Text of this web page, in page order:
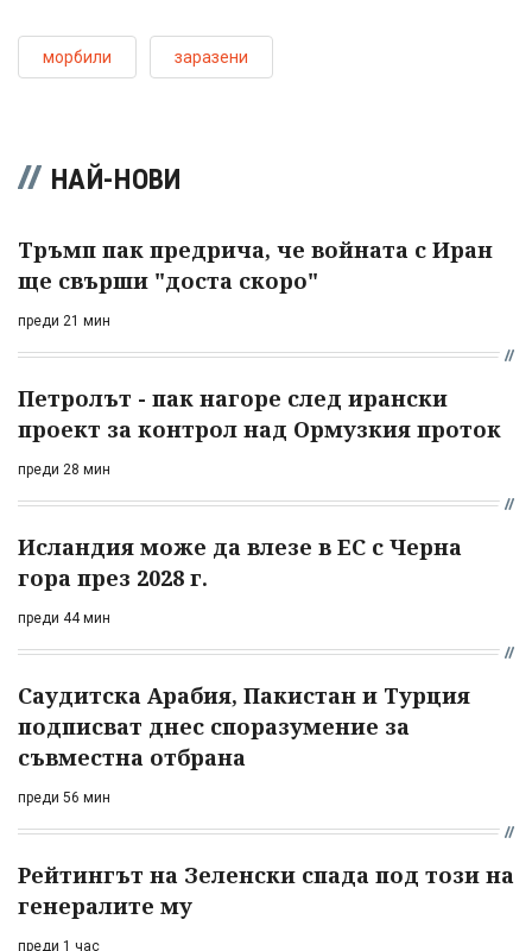
морбили заразени
НАЙ-НОВИ
Тръмп пак предрича, че войната с Иран
ще свърши "доста скоро"
преди 21 мин
Петролът - пак нагоре след ирански
проект за контрол над Ормузкия проток
преди 28 мин
Исландия може да влезе в ЕС с Черна
гора през 2028 г.
преди 44 мин
Саудитска Арабия, Пакистан и Турция
подписват днес споразумение за
съвместна отбрана
преди 56 мин
Рейтингът на Зеленски спада под този на
генералите му
преди 1 час